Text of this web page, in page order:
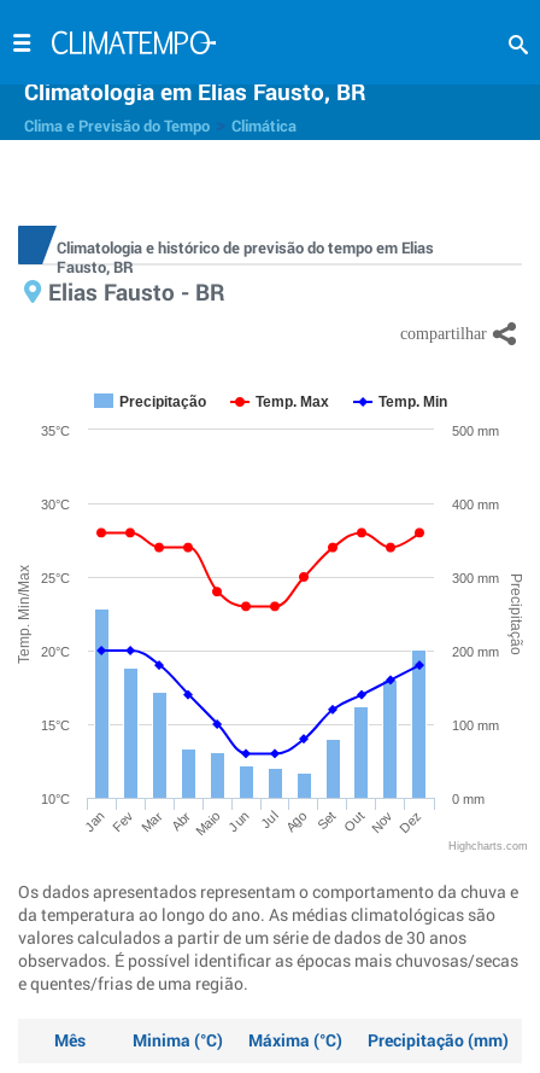
Climatologia em Elias Fausto, BR
Clima e Previsão do Tempo Climática
Climatologia e histórico de previsão do tempo em Elias
Fausto, BR
Elias Fausto - BR
Temp. Min/Max Precipitação
Precipitação Temp. Max Temp. Min
Jan Fev Mar Abr Maio Jun Jul Ago Set Out Nov Dez
10°C
15°C
20°C
25°C
30°C
35°C
0 mm
100 mm
200 mm
300 mm
400 mm
500 mm
Highcharts.com
Os dados apresentados representam o comportamento da chuva e
da temperatura ao longo do ano. As médias climatológicas são
valores calculados a partir de um série de dados de 30 anos
observados. É possível identificar as épocas mais chuvosas/secas
e quentes/frias de uma região.
Mês Minima (°C) Máxima (°C)
Precipitação (mm)